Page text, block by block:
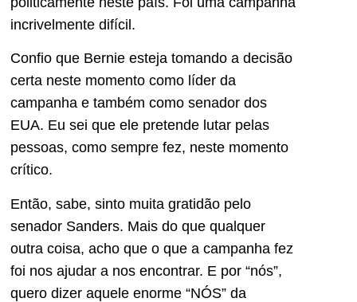
incrivelmente difícil.
Confio que Bernie esteja tomando a decisão
certa neste momento como líder da
campanha e também como senador dos
EUA. Eu sei que ele pretende lutar pelas
pessoas, como sempre fez, neste momento
crítico.
Então, sabe, sinto muita gratidão pelo
senador Sanders. Mais do que qualquer
outra coisa, acho que o que a campanha fez
foi nos ajudar a nos encontrar. E por “nós”,
quero dizer aquele enorme “NÓS” da